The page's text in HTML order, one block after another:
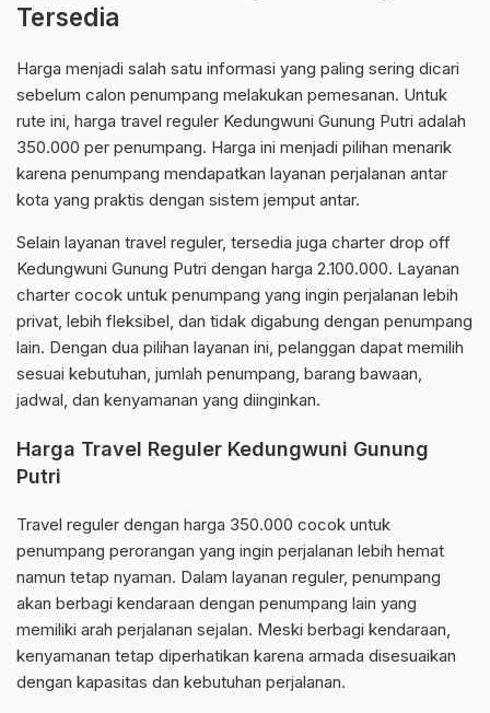
Tersedia
Harga menjadi salah satu informasi yang paling sering dicari
sebelum calon penumpang melakukan pemesanan. Untuk
rute ini, harga travel reguler Kedungwuni Gunung Putri adalah
350.000 per penumpang. Harga ini menjadi pilihan menarik
karena penumpang mendapatkan layanan perjalanan antar
kota yang praktis dengan sistem jemput antar.
Selain layanan travel reguler, tersedia juga charter drop off
Kedungwuni Gunung Putri dengan harga 2.100.000. Layanan
charter cocok untuk penumpang yang ingin perjalanan lebih
privat, lebih fleksibel, dan tidak digabung dengan penumpang
lain. Dengan dua pilihan layanan ini, pelanggan dapat memilih
sesuai kebutuhan, jumlah penumpang, barang bawaan,
jadwal, dan kenyamanan yang diinginkan.
Harga Travel Reguler Kedungwuni Gunung
Putri
Travel reguler dengan harga 350.000 cocok untuk
penumpang perorangan yang ingin perjalanan lebih hemat
namun tetap nyaman. Dalam layanan reguler, penumpang
akan berbagi kendaraan dengan penumpang lain yang
memiliki arah perjalanan sejalan. Meski berbagi kendaraan,
kenyamanan tetap diperhatikan karena armada disesuaikan
dengan kapasitas dan kebutuhan perjalanan.